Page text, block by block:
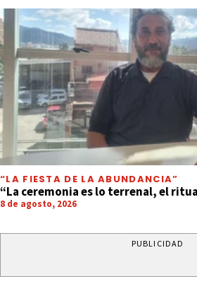
“LA FIESTA DE LA ABUNDANCIA”
“La ceremonia es lo terrenal, el
8 de agosto, 2026
PUBLICIDAD